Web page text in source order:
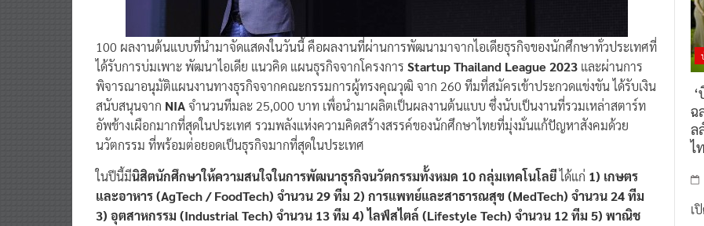
100 ผลงานต้นแบบที่นำมาจัดแสดงในวันนี้ คือผลงานที่ผ่านการพัฒนามาจากไอเดียธุรกิจของนักศึกษาทั่วประเทศที่
ได้รับการบ่มเพาะ พัฒนาไอเดีย แนวคิด แผนธุรกิจจากโครงการ Startup Thailand League 2023 และผ่านการ
พิจารณาอนุมัติแผนงานทางธุรกิจจากคณะกรรมการผู้ทรงคุณวุฒิ จาก 260 ทีมที่สมัครเข้าประกวดแข่งขัน ได้รับเงิน
สนับสนุนจาก NIAจำนวนทีมละ 25,000 บาท เพื่อนำมาผลิตเป็นผลงานต้นแบบ ซึ่งนับเป็นงานที่รวมเหล่าสตาร์ท
อัพช้างเผือกมากที่สุดในประเทศ รวมพลังแห่งความคิดสร้างสรรค์ของนักศึกษาไทยที่มุ่งมั่นแก้ปัญหาสังคมด้วย
นวัตกรรม ที่พร้อมต่อยอดเป็นธุรกิจมากที่สุดในประเทศ
ในปีนี้มีนิสิตนักศึกษาให้ความสนใจในการพัฒนาธุรกิจนวัตกรรมทั้งหมด 10 กลุ่มเทคโนโลยีได้แก่ 1) เกษตร
และอาหาร (AgTech / FoodTech) จำนวน 29 ทีม 2) การแพทย์และสาธารณสุข (MedTech) จำนวน 24 ทีม
3) อุตสาหกรรม (Industrial Tech) จำนวน 13 ทีม 4) ไลฟ์สไตล์ (Lifestyle Tech) จำนวน 12 ทีม 5) พาณิช
ฉ
ล
ไ
เ